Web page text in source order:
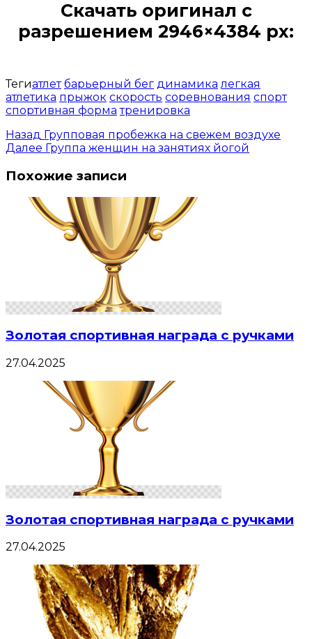
Скачать оригинал с
разрешением 2946×4384 px:
Тегиатлет барьерный бег динамика легкая
атлетика прыжок скорость соревнования спорт
спортивная форма тренировка
Назад Групповая пробежка на свежем воздухе
Далее Группа женщин на занятиях йогой
Похожие записи
Золотая спортивная награда с ручками
27.04.2025
Золотая спортивная награда с ручками
27.04.2025